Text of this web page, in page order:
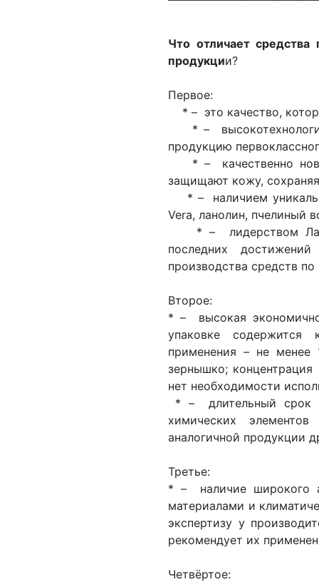
Что отличает средства
продукции?
Первое:
* – это качество,
* –
продукцию
* – качественно
защищают кожу,
* – наличием
Vera, ланолин, пчелиный
* – лидерством
последних
производства средств
Второе:
* – высокая
упаковке содержится
применения – не менее
зернышко;
нет необходимости
* – длительный срок
химических
аналогичной продукции
Третье:
* – наличие широкого
материалами и
экспертизу у
рекомендует их
Четвёртое: